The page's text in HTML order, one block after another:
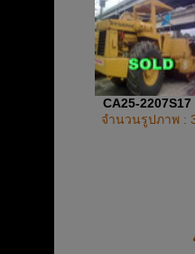
CA25-2207S17
จำนวนรูปภาพ :